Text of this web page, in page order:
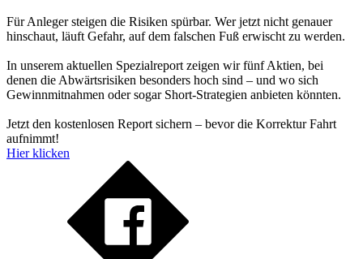
Für Anleger steigen die Risiken spürbar. Wer jetzt nicht genauer
hinschaut, läuft Gefahr, auf dem falschen Fuß erwischt zu werden.
In unserem aktuellen Spezialreport zeigen wir fünf Aktien, bei
denen die Abwärtsrisiken besonders hoch sind – und wo sich
Gewinnmitnahmen oder sogar Short-Strategien anbieten könnten.
Jetzt den kostenlosen Report sichern – bevor die Korrektur Fahrt
aufnimmt!
Hier klicken